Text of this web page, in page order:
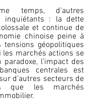
temps, d’autres
inquiétants : la dette
et continue de
chinoise peine à
tensions géopolitiques
les marchés actions se
l’impact des
centrales est
d’autres secteurs de
que les marchés